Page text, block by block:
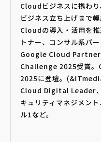
Cloudビジネスに携わり
ビジネス立ち上げまで
Cloudの導入・活用を
トナー、コンサル系パ
Google Cloud
Challenge 2025受賞
2025に登壇。
Cloud Digital Leader
キュリティマネジメン
ル1など。